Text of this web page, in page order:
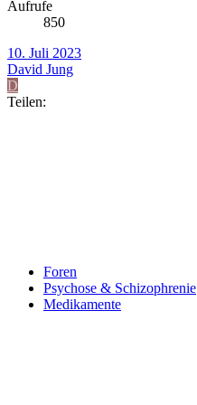
Aufrufe
850
10. Juli 2023
David Jung
D
Teilen:
Foren
Psychose & Schizophrenie
Medikamente